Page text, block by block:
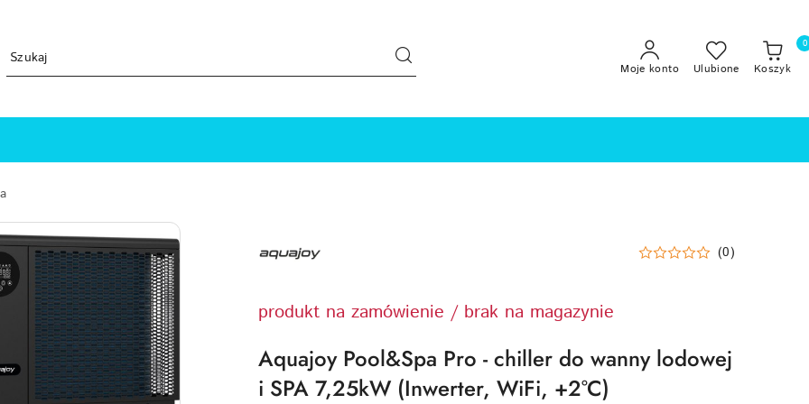
Moje konto Ulubione Koszyk
0
AQUAJOY (0)
produkt na zamówienie / brak na magazynie
Aquajoy Pool&Spa Pro - chiller do wanny lodowej
i SPA 7,25kW (Inwerter, WiFi, +2°C)